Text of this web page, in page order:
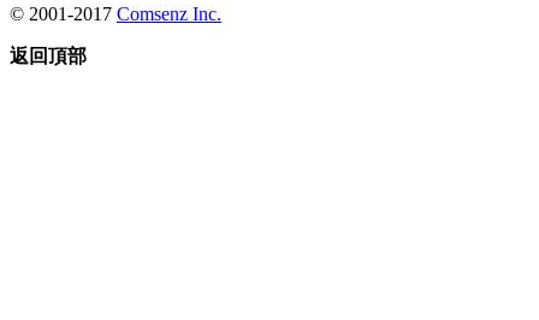
© 2001-2017 Comsenz Inc.
返回頂部